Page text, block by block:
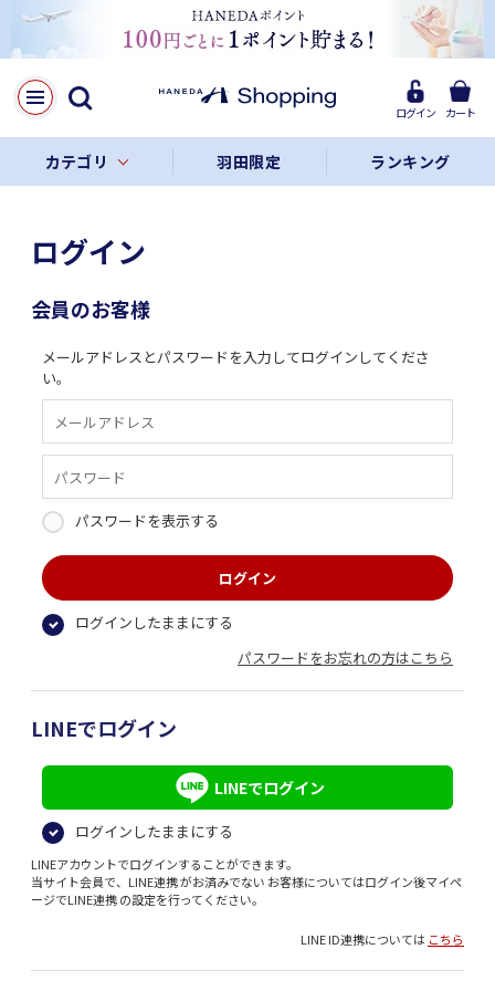
ログイン カート
カテゴリ 羽田限定 ランキング
ログイン
会員のお客様
メールアドレスとパスワードを入力してログインしてくださ
い。
パスワードを表示する
ログインしたままにする
パスワードをお忘れの方はこちら
LINEでログイン
LINEでログイン
ログインしたままにする
LINEアカウントでログインすることができます。
当サイト会員で、LINE連携 がお済みでない お客様についてはログイン後マイペ
ージでLINE連携 の設定を行ってください。
LINE ID連携については こちら